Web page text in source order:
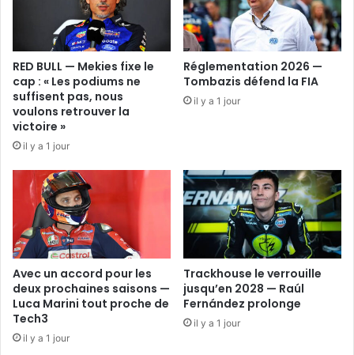
RED BULL — Mekies fixe le
cap : « Les podiums ne
suffisent pas, nous
voulons retrouver la
victoire »
il y a 1 jour
Réglementation 2026 —
Tombazis défend la FIA
il y a 1 jour
Avec un accord pour les
deux prochaines saisons —
Luca Marini tout proche de
Tech3
il y a 1 jour
Trackhouse le verrouille
jusqu’en 2028 — Raúl
Fernández prolonge
il y a 1 jour